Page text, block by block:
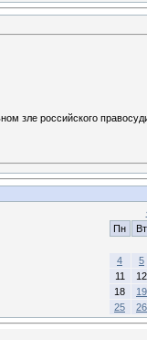
зле российского
Пн
Вт
4
5
11
12
18
19
25
26